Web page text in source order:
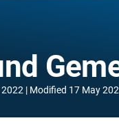
2022 Modified 17 May